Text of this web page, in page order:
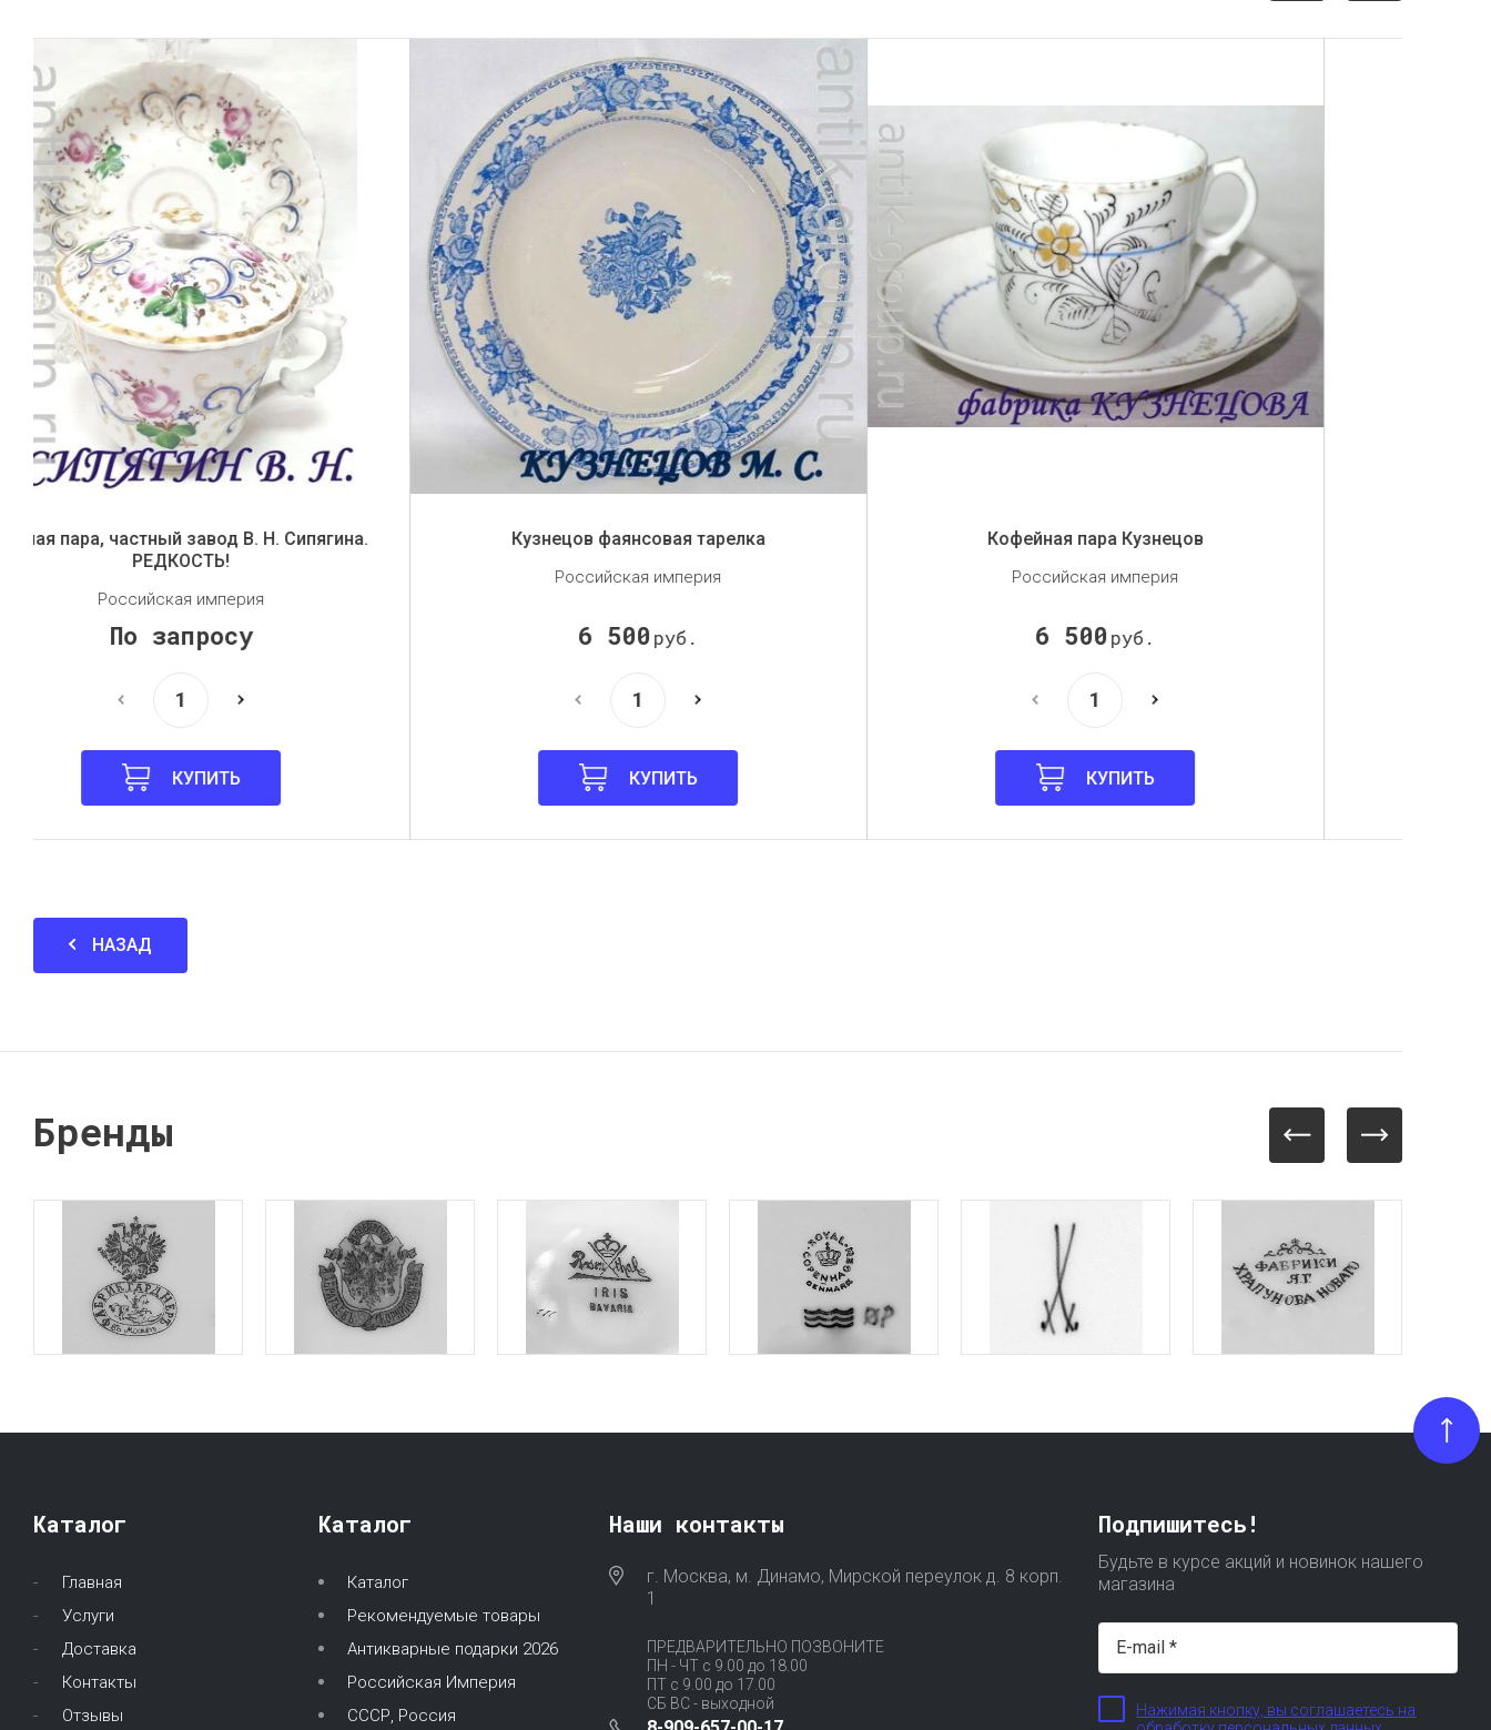
Кузнецов фаянсовая тарелка
6 500
Кофейная пара Кузнецов
Российская империя
6 500
Тарелка М. С. Кузнецов
Российская империя
7 800
НАЗАД
Бренды
Каталог
Главная
Услуги
Доставка
Контакты
Отзывы
Каталог
Каталог
Рекомендуемые товары
Антикварные подарки 2026
Российская Империя
СССР, Россия
Наши контакты
г. Москва, м. Динамо, Мирской переулок д. 8 корп.
1
ПРЕДВАРИТЕЛЬНО ПОЗВОНИТЕ
ПН - ЧТ с 9.00 до 18.00
ПТ с 9.00 до 17.00
СБ ВС - выходной
Подпишитесь!
Будьте в курсе акций и новинок нашего
магазина
Нажимая кнопку, вы соглашаетесь на